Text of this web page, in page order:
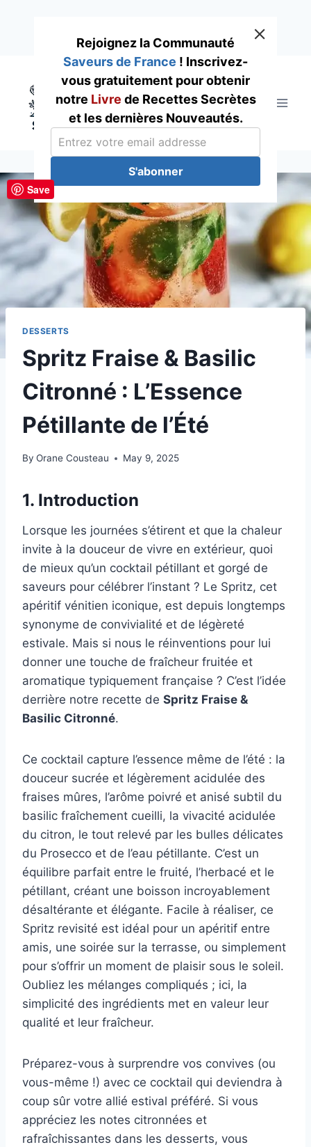
content
DESSERTS
Spritz Fraise & Basilic
Citronné : L’Essence
Pétillante de l’Été
By Orane Cousteau May 9, 2025
1. Introduction
Lorsque les journées s’étirent et que la chaleur
invite à la douceur de vivre en extérieur, quoi
de mieux qu’un cocktail pétillant et gorgé de
saveurs pour célébrer l’instant ? Le Spritz, cet
apéritif vénitien iconique, est depuis longtemps
synonyme de convivialité et de légèreté
estivale. Mais si nous le réinventions pour lui
donner une touche de fraîcheur fruitée et
aromatique typiquement française ? C’est l’idée
derrière notre recette de Spritz Fraise &
Basilic Citronné.
Ce cocktail capture l’essence même de l’été : la
douceur sucrée et légèrement acidulée des
fraises mûres, l’arôme poivré et anisé subtil du
basilic fraîchement cueilli, la vivacité acidulée
du citron, le tout relevé par les bulles délicates
du Prosecco et de l’eau pétillante. C’est un
équilibre parfait entre le fruité, l’herbacé et le
pétillant, créant une boisson incroyablement
désaltérante et élégante. Facile à réaliser, ce
Spritz revisité est idéal pour un apéritif entre
amis, une soirée sur la terrasse, ou simplement
pour s’offrir un moment de plaisir sous le soleil.
Oubliez les mélanges compliqués ; ici, la
simplicité des ingrédients met en valeur leur
qualité et leur fraîcheur.
Préparez-vous à surprendre vos convives (ou
vous-même !) avec ce cocktail qui deviendra à
coup sûr votre allié estival préféré. Si vous
appréciez les notes citronnées et
rafraîchissantes dans les desserts, vous
Rejoignez la Communauté
Saveurs de France ! Inscrivez-
vous gratuitement pour obtenir
notre Livre de Recettes Secrètes
et les dernières Nouveautés.
S'abonner
Save